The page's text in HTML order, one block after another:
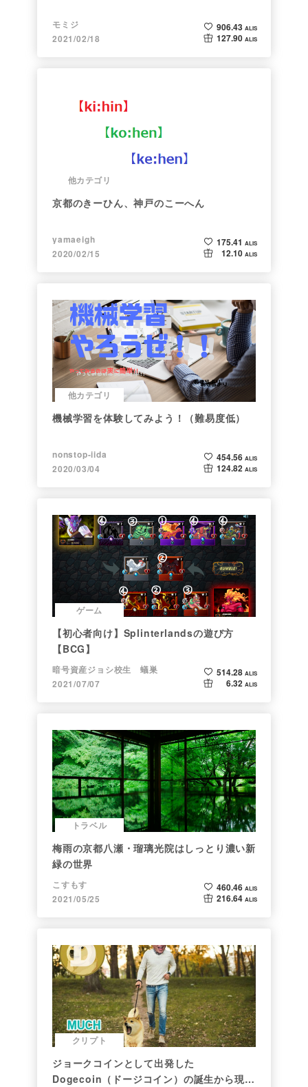
モミジ
2021/02/18
906.43 ALIS
127.90 ALIS
他カテゴリ
京都のきーひん、神戸のこーへん
yamaeigh
2020/02/15
175.41 ALIS
12.10 ALIS
他カテゴリ
機械学習を体験してみよう！（難易度低）
nonstop-iida
2020/03/04
454.56 ALIS
124.82 ALIS
ゲーム
【初心者向け】Splinterlandsの遊び方
【BCG】
暗号資産ジョシ校生 蟻巣
2021/07/07
514.28 ALIS
6.32 ALIS
トラベル
梅雨の京都八瀬・瑠璃光院はしっとり濃い新
緑の世界
こすもす
2021/05/25
460.46 ALIS
216.64 ALIS
クリプト
ジョークコインとして出発した
Dogecoin（ドージコイン）の誕生から現在